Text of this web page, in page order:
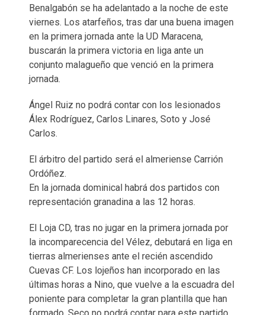
Benalgabón se ha adelantado a la noche de este
viernes. Los atarfeños, tras dar una buena imagen
en la primera jornada ante la UD Maracena,
buscarán la primera victoria en liga ante un
conjunto malagueño que venció en la primera
jornada.
Ángel Ruiz no podrá contar con los lesionados
Álex Rodríguez, Carlos Linares, Soto y José
Carlos.
El árbitro del partido será el almeriense Carrión
Ordóñez.
En la jornada dominical habrá dos partidos con
representación granadina a las 12 horas.
El Loja CD, tras no jugar en la primera jornada por
la incomparecencia del Vélez, debutará en liga en
tierras almerienses ante el recién ascendido
Cuevas CF. Los lojeños han incorporado en las
últimas horas a Nino, que vuelve a la escuadra del
poniente para completar la gran plantilla que han